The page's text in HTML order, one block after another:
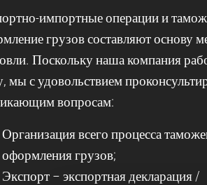
импортные операции и
грузов составляют основу
Поскольку наша компания
мы с удовольствием
вопросам:
Организация всего процесса
оформления грузов;
Экспорт – экспортная декларация /